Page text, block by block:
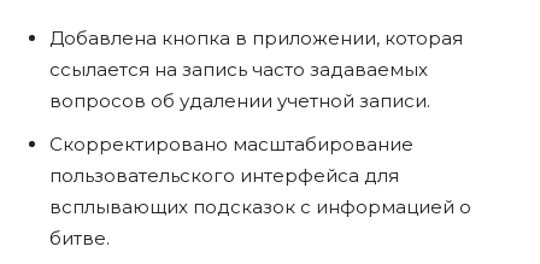
Добавлена ​​кнопка в приложении, которая
ссылается на запись часто задаваемых
вопросов об удалении учетной записи.
Скорректировано масштабирование
пользовательского интерфейса для
всплывающих подсказок с информацией о
битве.